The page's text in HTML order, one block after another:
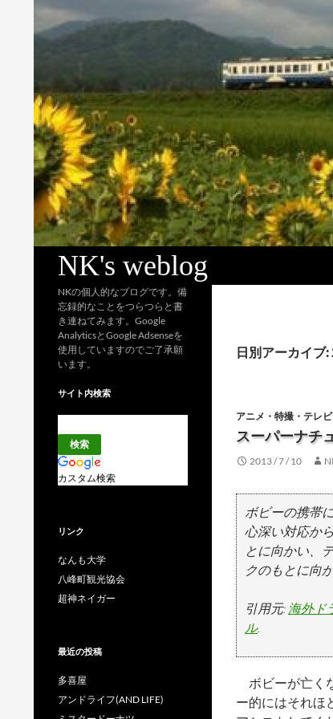
NK's weblog
日別アーカイブ:
アニメ・特撮・テレビ
スーパーナチ
2013 / 7 / 10
ボビーの携帯
心深い対応か
とに向かい、
クのもとに向
引用元: 海外ド
ル.
ボビーが亡く
ー的にはそれほ
NKの個人的なブログです。備
忘録的なことをつらつらと書
き連ねてみます。Google
AnalyticsとGoogle Adsenseを
使用していますのでご了承願
います。
サイト内検索
カスタム検索
リンク
なんも大学
八峰町観光協会
超神ネイガー
最近の投稿
多喜屋
アンドライフ(AND LIFE)